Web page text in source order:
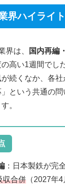
界ハイライト
界は、
国内再編
の高い1週間でし
続くなか、各
という共通の問
。
：日本製鉄が完
収合併 （2027年4